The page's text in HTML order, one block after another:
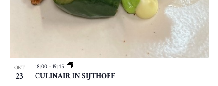
OKT
23 CULINAIR IN SIJTHOFF
18:00 - 19:45